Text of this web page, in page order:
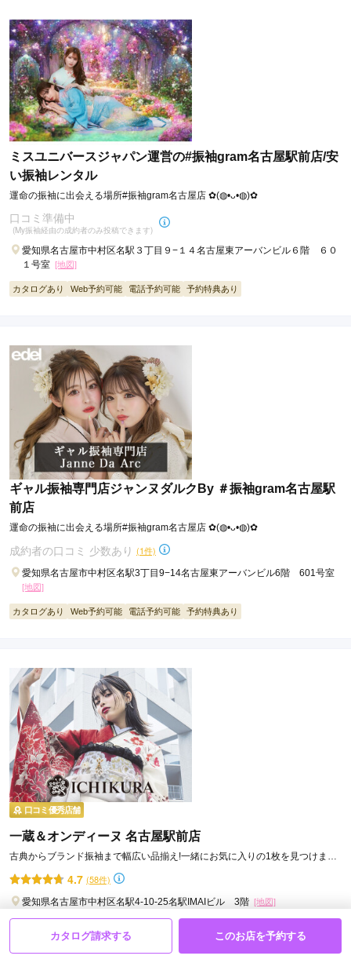
カタログ請求する このお店を予約する
ミスユニバースジャパン運営の#振袖gram名古屋駅前店/安
い振袖レンタル
運命の振袖に出会える場所#振袖gram名古屋店 ✿(◍•ᴗ•◍)✿
口コミ準備中
(My振袖経由の成約者のみ投稿できます)
愛知県名古屋市中村区名駅３丁目９−１４名古屋東アーバンビル６階 ６０
１号室 [地図]
カタログあり Web予約可能 電話予約可能 予約特典あり
ギャル振袖専門店ジャンヌダルクBy ＃振袖gram名古屋駅
前店
運命の振袖に出会える場所#振袖gram名古屋店 ✿(◍•ᴗ•◍)✿
成約者の口コミ 少数あり (1件)
愛知県名古屋市中村区名駅3丁目9−14名古屋東アーバンビル6階 601号室
[地図]
カタログあり Web予約可能 電話予約可能 予約特典あり
口コミ優秀店舗
一蔵＆オンディーヌ 名古屋駅前店
古典からブランド振袖まで幅広い品揃え!一緒にお気に入りの1枚を見つけまし
4.7 (58件)
愛知県名古屋市中村区名駅4-10-25名駅IMAIビル 3階 [地図]